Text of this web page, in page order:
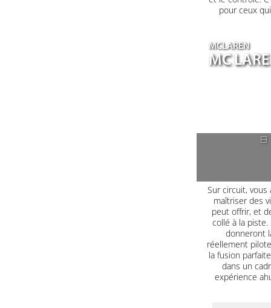
pour ceux
MCLAREN
MC
8
Sur circuit, vous
maîtriser des
peut offrir, et
collé à la
donneront
réellement
la fusion
dans un
expérience